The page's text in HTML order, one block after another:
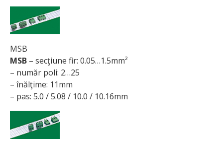
MSB
MSB – secţiune fir: 0.05…1.5mm²
– număr poli: 2…25
– înălţime: 11mm
– pas: 5.0 / 5.08 / 10.0 / 10.16mm